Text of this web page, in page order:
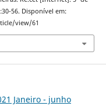
56. Disponível em:
view/61
Janeiro - junho